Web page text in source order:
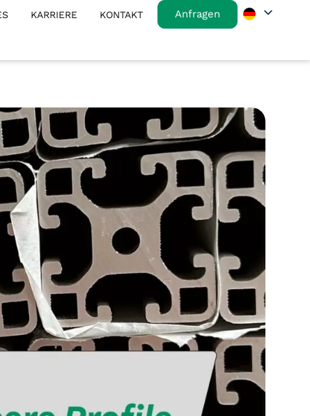
KARRIERE KONTAKT Anfragen